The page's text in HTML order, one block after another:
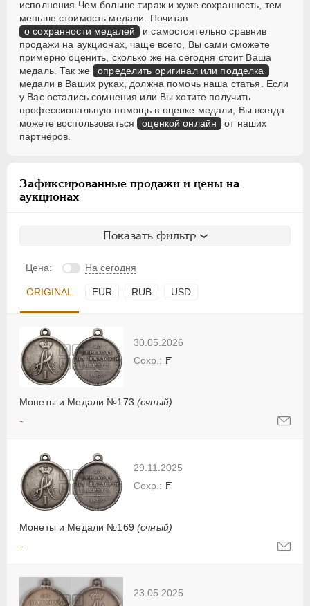
исполнения.Чем больше тираж и хуже сохранность, тем
меньше стоимость медали. Почитав
о сохранности медалей и самостоятельно сравнив
продажи на аукционах, чаще всего, Вы сами сможете
примерно оценить, сколько же на сегодня стоит Ваша
медаль. Так же определить оригинал или подделка
медали в Ваших руках, должна помочь наша статья. Если
у Вас остались сомнения или Вы хотите получить
профессиональную помощь в оценке медали, Вы всегда
можете воспользоваться оценкой онлайн
от наших
партнёров.
Зафиксированные продажи и цены на
аукционах
Показать фильтр
Цена: На сегодня
ORIGINAL EUR RUB USD
30.05.2026
Монеты и Медали №173 (очный)
F
-
29.11.2025
Монеты и Медали №169 (очный)
F
-
23.05.2025